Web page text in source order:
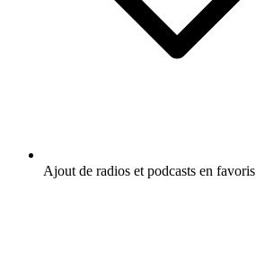
Ajout de radios et podcasts en favoris